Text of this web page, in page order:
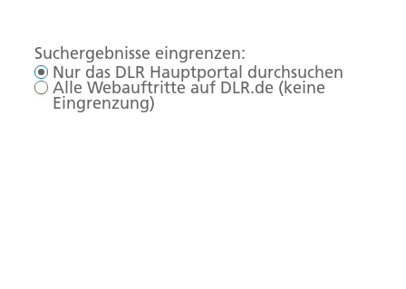
Suchergebnisse eingrenzen:
Nur das DLR Hauptportal durchsuchen
Alle Webauftritte auf DLR.de (keine
Eingrenzung)